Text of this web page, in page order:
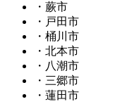
・蕨市
・戸田市
・桶川市
・北本市
・八潮市
・三郷市
・蓮田市